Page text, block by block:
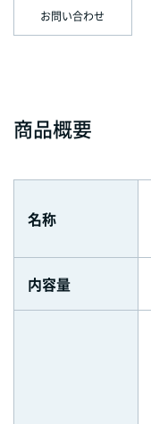
お問い合わせ
商品概要
名称
内容量